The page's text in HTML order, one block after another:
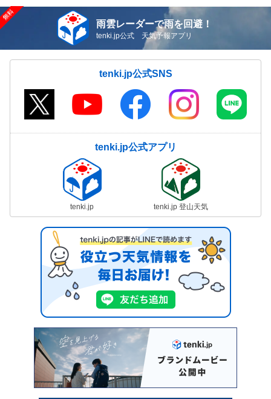
雨雲レーダーで雨を回避！
tenki.jp公式 天気予報アプリ
tenki.jp公式SNS
tenki.jp公式アプリ
tenki.jp tenki.jp 登山天気